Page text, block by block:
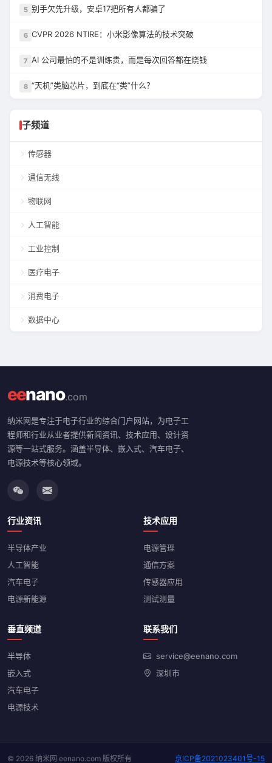
5 别手欠先升级，安卓17把所有人都骗了
6 CVPR 2026 NTIRE：小米影像算法的技术突破
7 AI 公司最怕的不是训练贵，而是每次回答都在烧钱
8 “天机”类脑芯片，到底在“类”什么？
子频道
传感器
通信无线
物联网
人工智能
工业控制
医疗电子
消费电子
数据中心
eenano.com
纳米网是专注于电子行业的综合门户网站，为电子工
程师和行业从业者提供新闻资讯、技术应用、设计资
源等一站式服务。涵盖半导体、嵌入式、汽车电子、
电源技术等核心领域。
行业资讯
半导体产业
人工智能
汽车电子
电源新能源
技术应用
电源管理
通信方案
传感器应用
测试测量
垂直频道
半导体
嵌入式
汽车电子
电源技术
联系我们
service@eenano.com
深圳市
© 2026 纳米网 eenano.com 版权所有 京ICP备2021023401号-15